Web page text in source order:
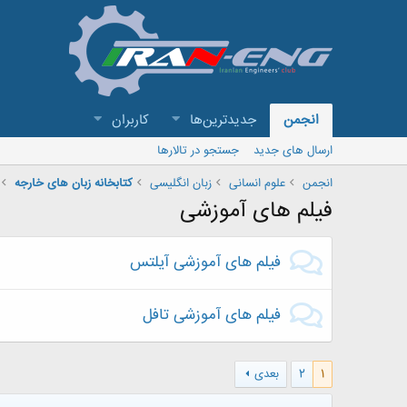
انجمن جدیدترین‌ها کاربران
ارسال های جدید
جستجو در تالارها
انجمن
علوم انسانی زبان انگلیسی کتابخانه زبان های خارجه
فیلم های آموزشی
فیلم های آموزشی آیلتس
فیلم های آموزشی تافل
1
2
بعدی